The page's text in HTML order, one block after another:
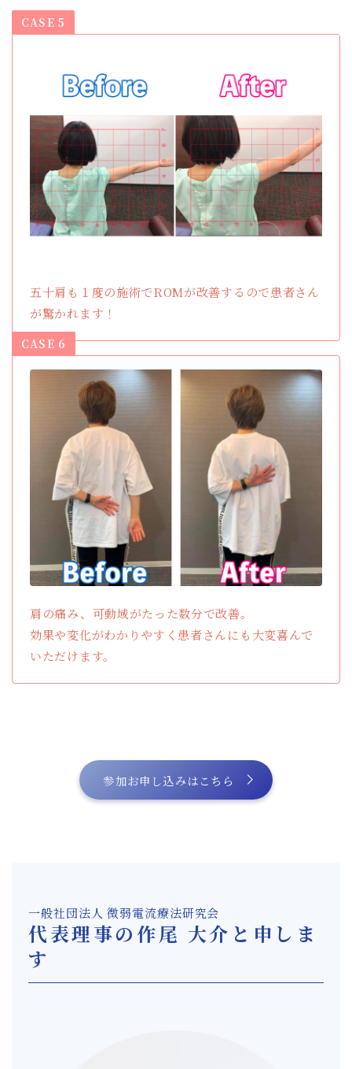
CASE 5
五十肩も１度の施術でROMが改善するので患者さん
が驚かれます！
CASE 6
肩の痛み、可動域がたった数分で改善。
効果や変化がわかりやすく患者さんにも大変喜んで
いただけます。
参加お申し込みはこちら
一般社団法人 微弱電流療法研究会
代表理事の作尾 大介と申しま
す